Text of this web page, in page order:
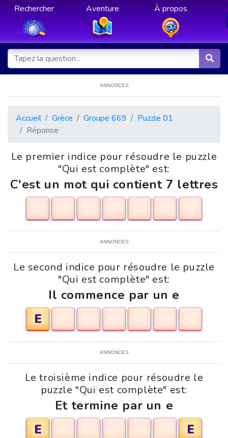
Rechercher Aventure À propos
ANNONCES
Accueil Grèce Groupe 669
Puzzle 01
Réponse
Le premier indice pour résoudre le puzzle
"Qui est complète" est:
C'est un mot qui contient 7 lettres
ANNONCES
Le second indice pour résoudre le puzzle
"Qui est complète" est:
Il commence par un e
E
ANNONCES
Le troisième indice pour résoudre le
puzzle "Qui est complète" est:
Et termine par un e
E
E